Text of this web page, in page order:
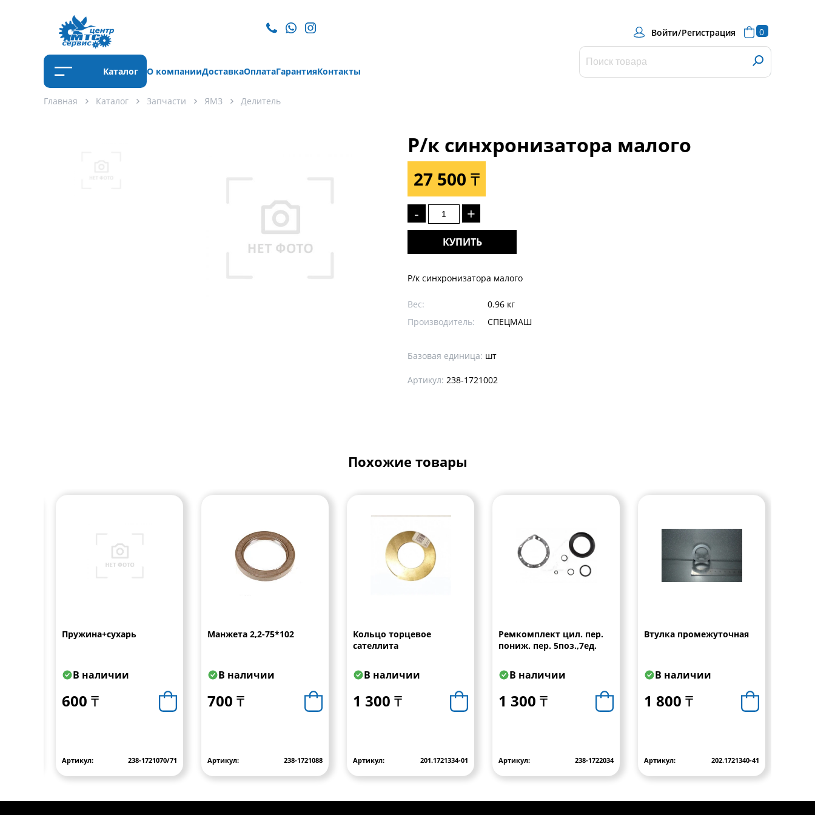
Войти/Регистрация 0
Каталог О компанииДоставкаОплатаГарантияКонтакты
Главная Каталог Запчасти ЯМЗ Делитель
Р/к синхронизатора малого
27 500 ₸
- +
КУПИТЬ
Р/к синхронизатора малого
Вес:
0.96 кг
Производитель:
CПЕЦМАШ
Базовая единица: шт
Артикул: 238-1721002
Похожие товары
Пружина+сухарь
В наличии
600 ₸
Артикул: 238-1721070/71
Манжета 2,2-75*102
В наличии
700 ₸
Артикул: 238-1721088
Кольцо торцевое
сателлита
В наличии
1 300 ₸
Артикул: 201.1721334-01
Ремкомплект цил. пер.
пониж. пер. 5поз.,7ед.
В наличии
1 300 ₸
Артикул: 238-1722034
Втулка промежуточная
В наличии
1 800 ₸
Артикул: 202.1721340-41